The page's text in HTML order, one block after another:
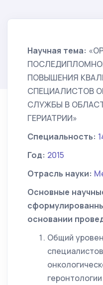
Научная тема:
ПОВЫШЕНИЯ
СПЕЦИАЛИСТОВ
СЛУЖБЫ В
ГЕРИАТРИИ»
Специальность:
Год: 2015
Отрасль науки:
Основные
основании
Общий